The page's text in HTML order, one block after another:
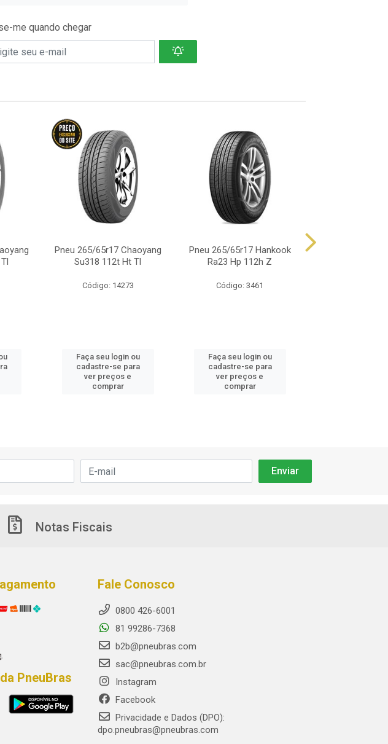
me quando chegar
Pneu 265/65r17 Chaoyang
Su318 112t Ht Tl
Código: 14273
Faça seu login ou
cadastre-se para
ver preços e
comprar
Pneu 265/65r17 Hankook
Ra23 Hp 112h Z
Código: 3461
Faça seu login ou
cadastre-se para
ver preços e
comprar
Notas Fiscais
PneuBras
Fale Conosco
0800 426-6001
81 99286-7368
b2b@pneubras.com
sac@pneubras.com.br
Instagram
Facebook
Privacidade e Dados (DPO):
dpo.pneubras@pneubras.com